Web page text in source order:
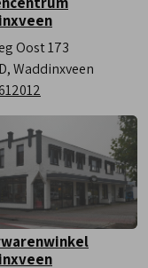
Oost 173
Waddinxveen